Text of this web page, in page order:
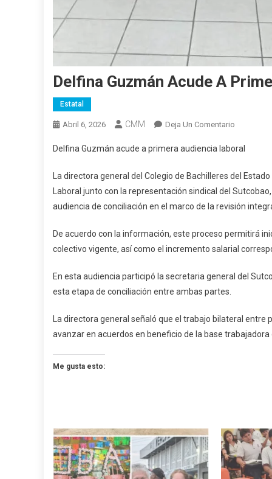
Delfina Guzmán Acude A
Estatal
Abril 6, 2026 CMM Deja Un Comentario
Guzmán
A
Primera
Audiencia
Delfina Guzmán acude a primera audiencia laboral
La directora general del Colegio de Bachilleres del
Laboral junto con la representación sindical del
audiencia de conciliación en el marco de la revisión
De acuerdo con la información, este proceso permitirá
colectivo vigente, así como el incremento salarial
En esta audiencia participó la secretaria general del
esta etapa de conciliación entre ambas partes.
La directora general señaló que el trabajo bilateral
avanzar en acuerdos en beneficio de la base trabajadora
Me gusta esto: